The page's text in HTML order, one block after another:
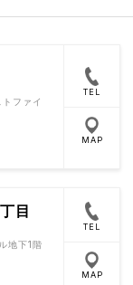
ファイ
TEL
MAP
目
地下1階
TEL
MAP